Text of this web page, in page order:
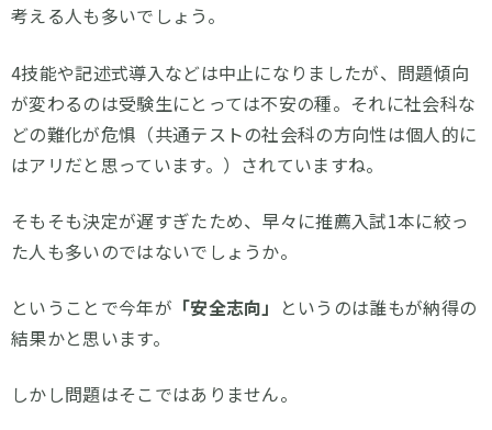
考える人も多いでしょう。
4技能や記述式導入などは中止になりましたが、問題傾向
が変わるのは受験生にとっては不安の種。それに社会科な
どの難化が危惧（共通テストの社会科の方向性は個人的に
はアリだと思っています。）されていますね。
そもそも決定が遅すぎたため、早々に推薦入試1本に絞っ
た人も多いのではないでしょうか。
ということで今年が 「安全志向」 というのは誰もが納得の
結果かと思います。
しかし問題はそこではありません。